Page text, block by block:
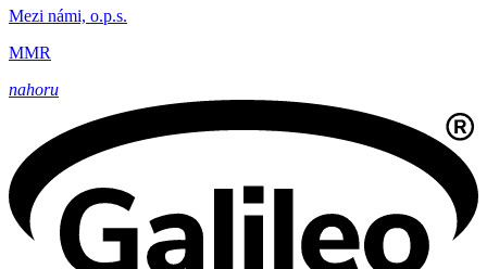
Mezi námi, o.p.s.
MMR
nahoru